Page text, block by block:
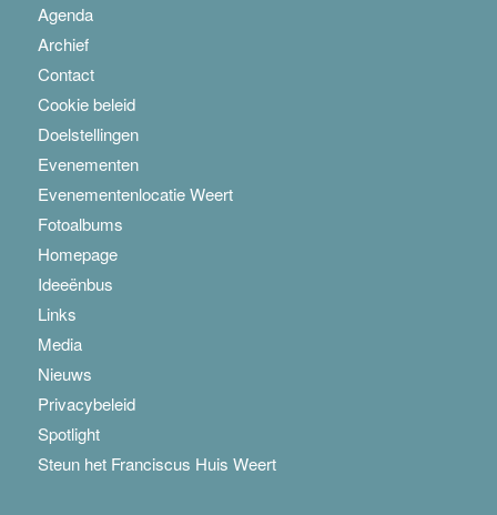
Agenda
Archief
Contact
Cookie beleid
Doelstellingen
Evenementen
Evenementenlocatie Weert
Fotoalbums
Homepage
Ideeënbus
Links
Media
Nieuws
Privacybeleid
Spotlight
Steun het Franciscus Huis Weert